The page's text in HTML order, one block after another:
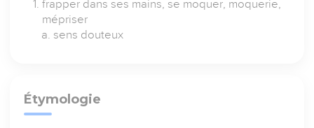
frapper dans ses mains, se moquer, moquerie,
mépriser
sens douteux
Étymologie